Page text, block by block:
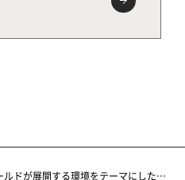
ワールドが展開する環境をテーマにしたPOPUP型ストア「246st.MARKET」 日本空間デザイン賞2021、今期新設の「サステナブル空間賞」受賞